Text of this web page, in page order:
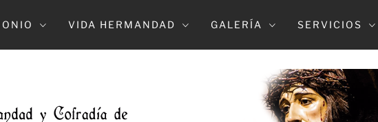
VIDA HERMANDAD GALERÍA SERVICIOS